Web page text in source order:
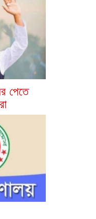
পেতে